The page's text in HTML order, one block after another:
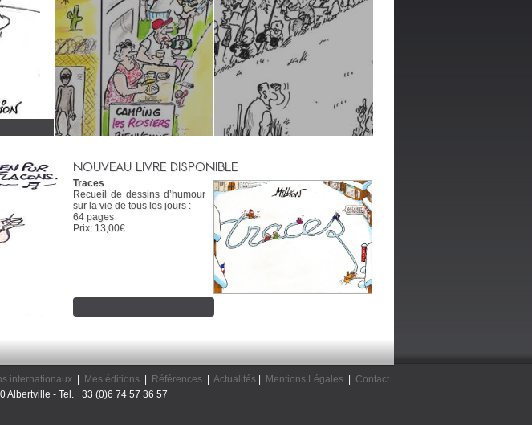
NOUVEAU LIVRE DISPONIBLE
Traces
Recueil de dessins d’humour
sur la vie de tous les jours :
64 pages
Prix: 13,00€
internationaux| Mes éditions| Références| Actualités| Mentions Légales|
Contact
Albertville - Tel. +33 (0)6 74 57 36 57